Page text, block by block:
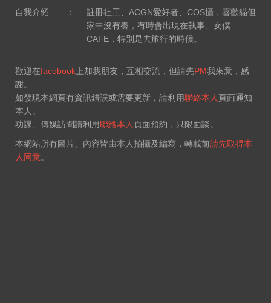
自我介紹
：
註冊社工、ACGN愛好者、COS攝，喜歡貓但
家中沒有養，有時會出現在執事、女僕
CAFE，特別是去旅行的時候。
歡迎在facebook 上加我朋友，互相交流，但請先PM我來意，感
謝。
如發現本網頁有資訊錯誤或需要更新，請利用聯絡本人 頁面通知
本人。
功課、傳媒訪問請利用聯絡本人 頁面預約，只限面談。
本網站所有圖片、內容皆由本人拍攝及編寫，轉載前請先取得本
人同意。